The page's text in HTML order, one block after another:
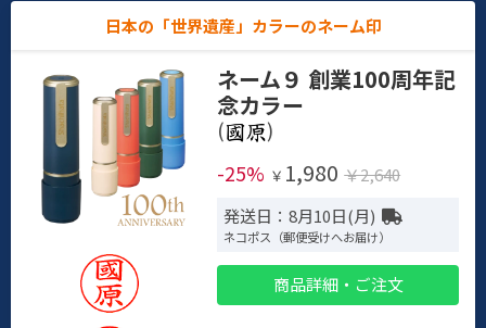
日本の「世界遺産」カラーのネーム印
ネーム９ 創業100周年記
念カラー
(
)
-25% ￥ 1,980 ￥2,640
発送日：8月10日(月)
ネコポス（郵便受けへお届け）
商品詳細・ご注文